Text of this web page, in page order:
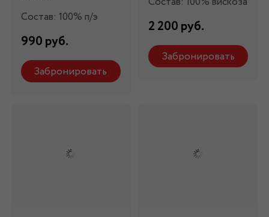
Состав: 100% п/э
990 руб.
Забронировать
2 200 руб.
Забронировать